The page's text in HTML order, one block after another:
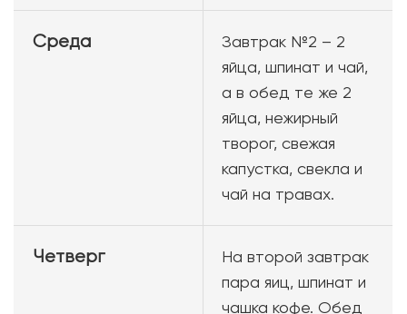
Среда
Завтрак №2 – 2
яйца, шпинат и чай,
а в обед те же 2
яйца, нежирный
творог, свежая
капустка, свекла и
чай на травах.
Четверг
На второй завтрак
пара яиц, шпинат и
чашка кофе. Обед